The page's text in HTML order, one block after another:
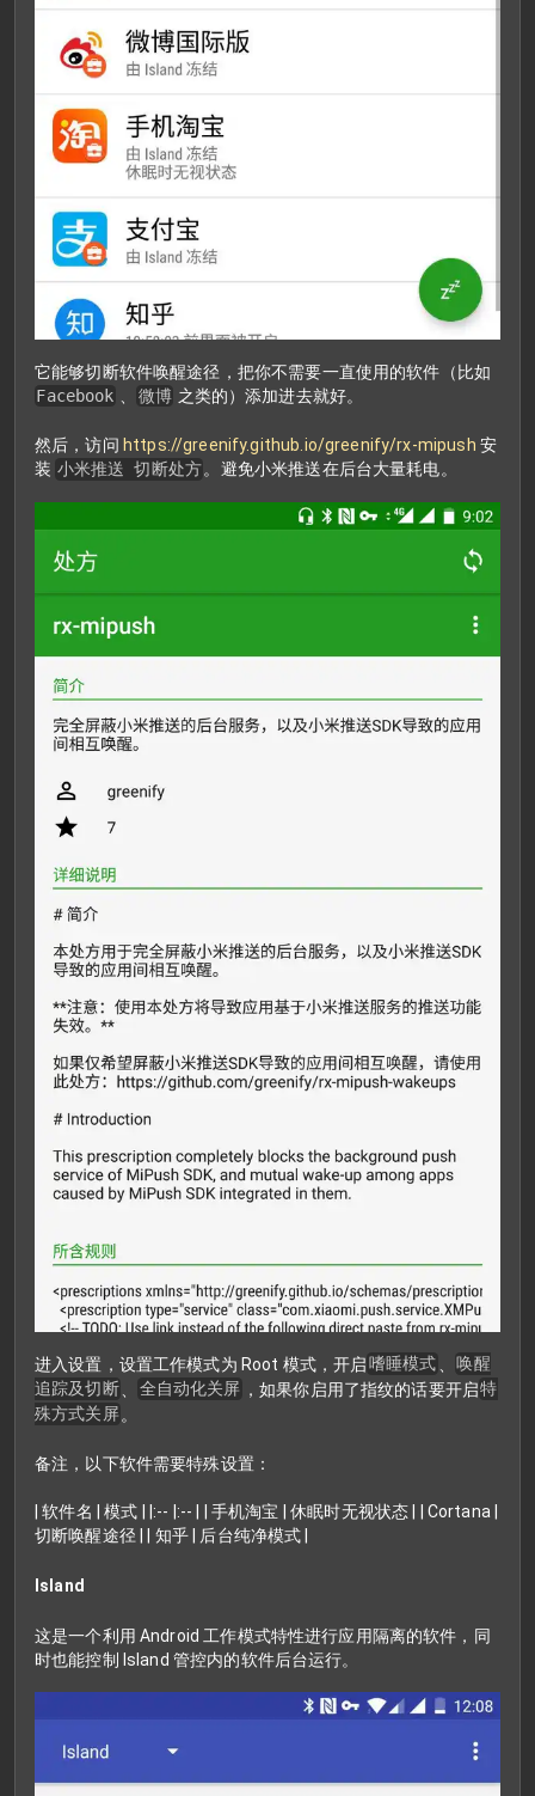
它能够切断软件唤醒途径，把你不需要一直使用的软件（比如
Facebook
微博 之类的）添加进去就好。
然后，访问 https://greenify.github.io/greenify/rx-mipush 安
装 小米推送 切断处方。避免小米推送在后台大量耗电。
进入设置，设置工作模式为 Root 模式，开启嗜睡模式
唤醒
追踪及切断
全自动化关屏 ，如果你启用了指纹的话要开启特
殊方式关屏 。
备注，以下软件需要特殊设置：
| 软件名 | 模式 | |:-- |:-- | | 手机淘宝 | 休眠时无视状态 | | Cortana |
切断唤醒途径 | | 知乎 | 后台纯净模式 |
Island
这是一个利用 Android 工作模式特性进行应用隔离的软件，同
时也能控制 Island 管控内的软件后台运行。